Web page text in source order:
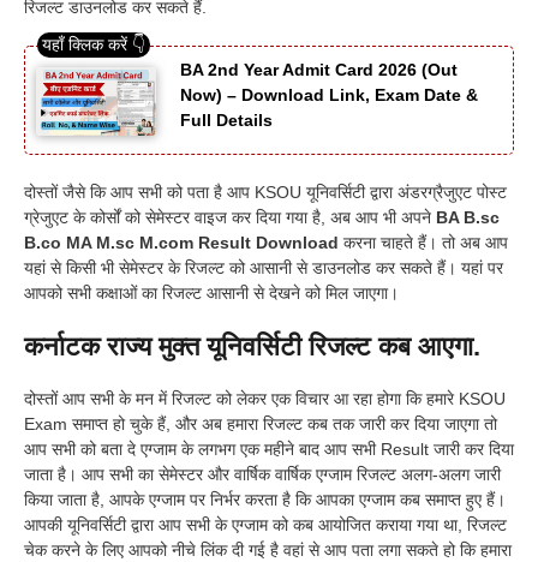
रिजल्ट डाउनलोड कर सकते हैं.
BA 2nd Year Admit Card 2026 (Out
Now) – Download Link, Exam Date &
Full Details
दोस्तों जैसे कि आप सभी को पता है आप KSOU यूनिवर्सिटी द्वारा अंडरग्रैजुएट पोस्ट
ग्रेजुएट के कोर्सों को सेमेस्टर वाइज कर दिया गया है, अब आप भी अपने BA B.sc
B.co MA M.sc M.com Result Download करना चाहते हैं। तो अब आप
यहां से किसी भी सेमेस्टर के रिजल्ट को आसानी से डाउनलोड कर सकते हैं। यहां पर
आपको सभी कक्षाओं का रिजल्ट आसानी से देखने को मिल जाएगा।
कर्नाटक राज्य मुक्त यूनिवर्सिटी रिजल्ट कब आएगा.
दोस्तों आप सभी के मन में रिजल्ट को लेकर एक विचार आ रहा होगा कि हमारे KSOU
Exam समाप्त हो चुके हैं, और अब हमारा रिजल्ट कब तक जारी कर दिया जाएगा तो
आप सभी को बता दे एग्जाम के लगभग एक महीने बाद आप सभी Result जारी कर दिया
जाता है। आप सभी का सेमेस्टर और वार्षिक वार्षिक एग्जाम रिजल्ट अलग-अलग जारी
किया जाता है, आपके एग्जाम पर निर्भर करता है कि आपका एग्जाम कब समाप्त हुए हैं।
आपकी यूनिवर्सिटी द्वारा आप सभी के एग्जाम को कब आयोजित कराया गया था, रिजल्ट
चेक करने के लिए आपको नीचे लिंक दी गई है वहां से आप पता लगा सकते हो कि हमारा